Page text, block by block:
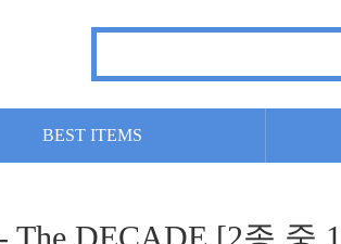
BEST ITEMS